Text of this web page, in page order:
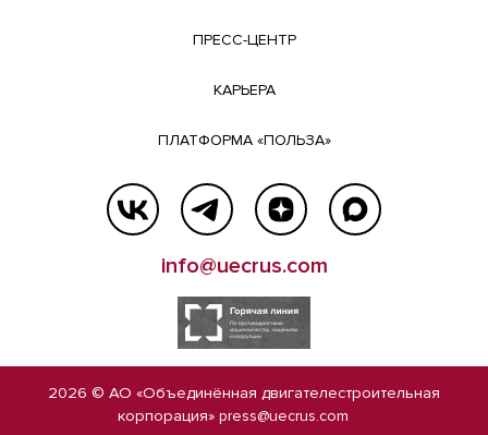
ПРЕСС-ЦЕНТР
КАРЬЕРА
ПЛАТФОРМА «ПОЛЬЗА»
info@uecrus.com
2026 © АО «Объединённая двигателестроительная
корпорация» press@uecrus.com